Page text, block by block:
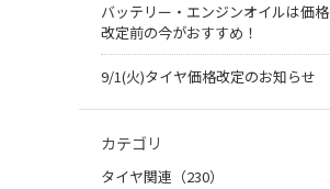
バッテリー・エンジンオイルは価格
改定前の今がおすすめ！
9/1(火)タイヤ価格改定のお知らせ
カテゴリ
タイヤ関連（230）